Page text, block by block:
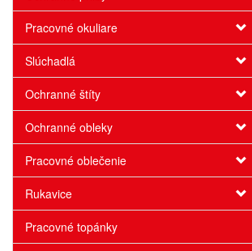
Pracovné okuliare
Slúchadlá
Ochranné štíty
Ochranné obleky
Pracovné oblečenie
Rukavice
Pracovné topánky